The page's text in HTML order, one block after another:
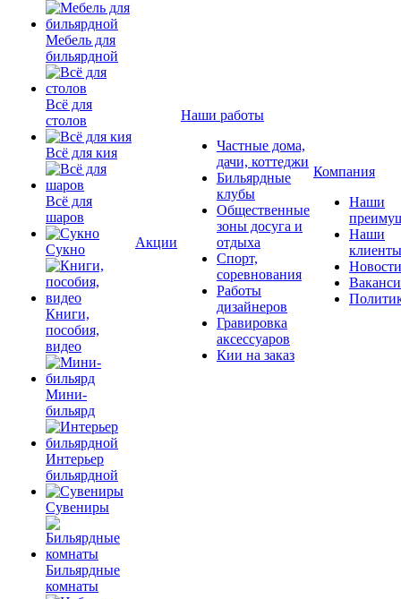
Мебель для
бильярдной
Всё для
столов
Всё для кия
Всё для
шаров
Сукно
Книги,
пособия,
видео
Мини-
бильярд
Интерьер
бильярдной
Сувениры
Бильярдные
комнаты
Акции
Наши работы
Частные дома,
дачи, коттеджи
Бильярдные
клубы
Общественные
зоны досуга и
отдыха
Спорт,
соревнования
Работы
дизайнеров
Гравировка
аксессуаров
Кии на заказ
Компания
Наши
Наши
клиенты
Новости